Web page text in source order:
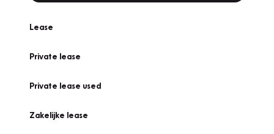
Lease
Private lease
Private lease used
Zakelijke lease